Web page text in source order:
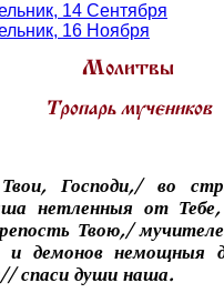
14 Сентября
16 Ноября
Молитвы
Тропарь мучеников
Господи,/ во
нетленныя от
Твою,/
и демонов немощныя
спаси души наша.